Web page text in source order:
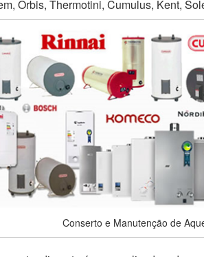
Orbis, Thermotini, Cumulus, Kent,
Conserto e Manutenção de